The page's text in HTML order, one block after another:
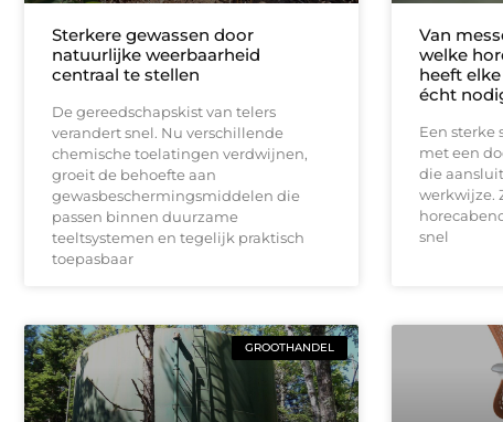
Sterkere gewassen door
natuurlijke weerbaarheid
centraal te stellen
De gereedschapskist van telers
verandert snel. Nu verschillende
chemische toelatingen verdwijnen,
groeit de behoefte aan
gewasbeschermingsmiddelen die
passen binnen duurzame
teeltsystemen en tegelijk praktisch
toepasbaar
Van
welke
heeft
écht
Een sterke
met een
die
werkwijze.
snel
GROOTHANDEL